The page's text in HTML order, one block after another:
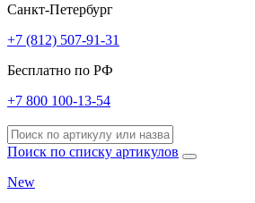
Санкт-Петербург
+7 (812) 507-91-31
Бесплатно по РФ
+7 800 100-13-54
Поиск по списку артикулов
New